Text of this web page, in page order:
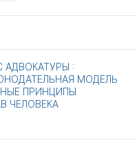
АДВОКАТУРЫ :
МОДЕЛЬ
ПРИНЦИПЫ
ЧЕЛОВЕКА